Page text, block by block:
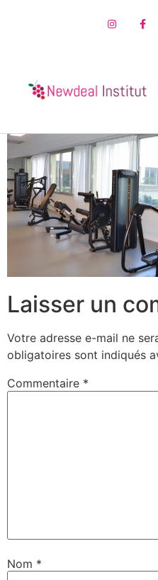
Laisser un
Votre adresse e-mail ne
obligatoires sont indiqués
Commentaire *
Nom *